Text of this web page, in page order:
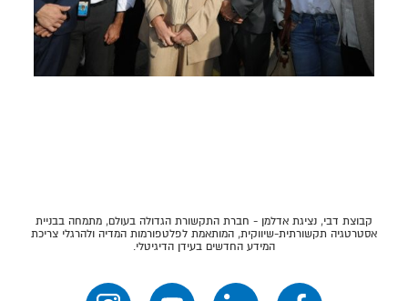
קבוצת דבי, נציגת אדלמן - חברת התקשורת הגדולה בעולם, מתמחה בבניית
אסטרטגיה תקשורתית-שיווקית, המותאמת לפלטפורמות המדיה ולהרגלי צריכת
המידע החדשים בעידן הדיגיטלי.